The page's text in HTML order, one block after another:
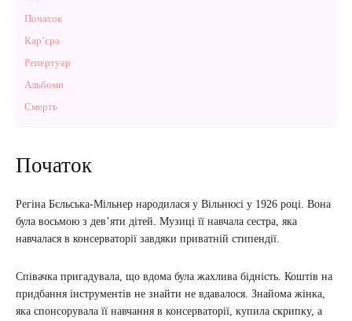
Початок
Кар’єра
Репертуар
Альбоми
Смерть
Початок
Регіна Бєльська-Мільнер народилася у Вільнюсі у 1926 році. Вона
була восьмою з дев’яти дітей. Музиці її навчала сестра, яка
навчалася в консерваторії завдяки приватній стипендії.
Співачка пригадувала, що вдома була жахлива бідність. Коштів на
придбання інструментів не знайти не вдавалося. Знайома жінка,
яка спонсорувала її навчання в консерваторії, купила скрипку, а